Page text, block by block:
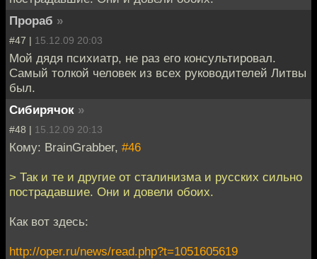
Прораб »
#47 | 15.12.09 20:03
Мой дядя психиатр, не раз его консультировал.
Самый толкой человек из всех руководителей Литвы
был.
Сибирячок »
#48 | 15.12.09 20:13
Кому: BrainGrabber, #46
> Так и те и другие от сталинизма и русских сильно
пострадавшие. Они и довели обоих.
Как вот здесь:
http://oper.ru/news/read.php?t=1051605619